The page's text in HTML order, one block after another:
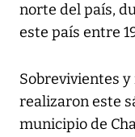
norte del país,
este país entre
Sobrevivientes
realizaron este
municipio de